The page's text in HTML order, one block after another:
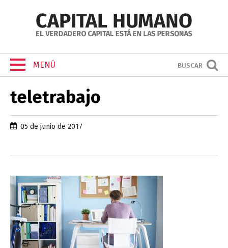
MENÚ BUSCAR
teletrabajo
05 de junio de 2017